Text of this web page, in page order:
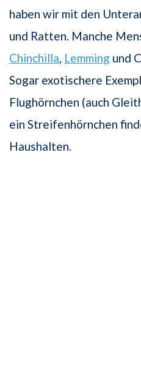
haben wir mit den
und Ratten. Manche
Chinchilla, Lemming und
Sogar exotischere
Flughörnchen (auch
ein Streifenhörnchen
Haushalten.